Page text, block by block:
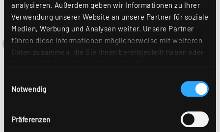
analysieren. Außerdem geben wir Informationen zu Ihrer
Verwendung unserer Website an unsere Partner für soziale
Medien, Werbung und Analysen weiter. Unsere Partner
führen diese Informationen möglicherweise mit weiteren
Daten zusammen, die Sie ihnen bereitgestellt haben oder
Sie unsere Webseite weiterhin nutzen. Weitere Details
Notwendig
Präferenzen